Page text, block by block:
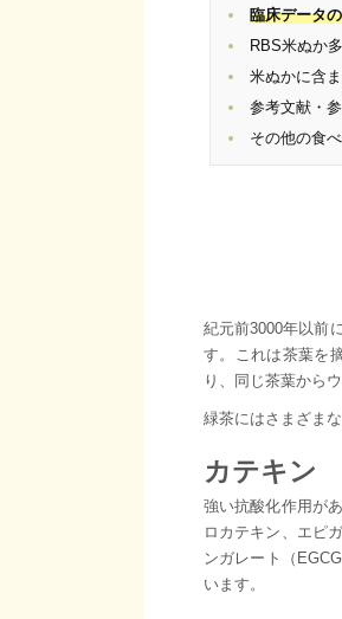
臨床データ
RBS米ぬか
米ぬかに含
参考文献・
その他の食
紀元前3000年以前
す。これは茶葉を
り、同じ茶葉から
緑茶にはさまざま
カテキン
強い抗酸化作用が
ロカテキン、エピ
ンガレート（
います。